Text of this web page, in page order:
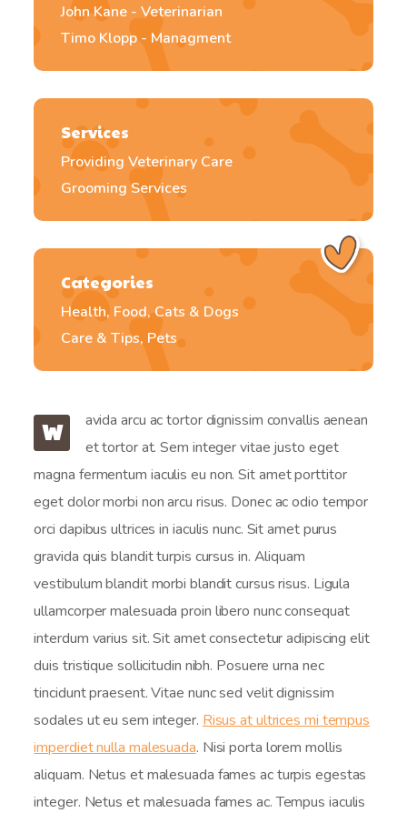
John Kane - Veterinarian
Timo Klopp - Managment
Services
Providing Veterinary Care
Grooming Services
Categories
Health, Food, Cats & Dogs
Care & Tips, Pets
W
avida arcu ac tortor dignissim convallis aenean
et tortor at. Sem integer vitae justo eget
magna fermentum iaculis eu non. Sit amet porttitor
eget dolor morbi non arcu risus. Donec ac odio tempor
orci dapibus ultrices in iaculis nunc. Sit amet purus
gravida quis blandit turpis cursus in. Aliquam
vestibulum blandit morbi blandit cursus risus. Ligula
ullamcorper malesuada proin libero nunc consequat
interdum varius sit. Sit amet consectetur adipiscing elit
duis tristique sollicitudin nibh. Posuere urna nec
tincidunt praesent. Vitae nunc sed velit dignissim
sodales ut eu sem integer. Risus at ultrices mi tempus
imperdiet nulla malesuada. Nisi porta lorem mollis
aliquam. Netus et malesuada fames ac turpis egestas
integer. Netus et malesuada fames ac. Tempus iaculis